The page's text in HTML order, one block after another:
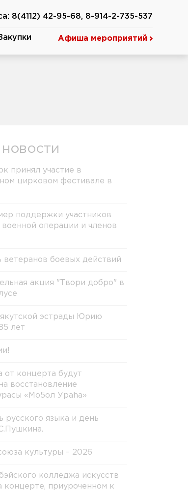
8(4112) 42-95-68, 8-914-2-735-537
Афиша мероприятий
принял участие в
цирковом фестивале в
поддержки участников
военной операции и членов
ветеранов боевых действий
акция "Твори добро" в
эстрады Юрию
лет
от концерта будут
восстановление
«Мо5ол Ураhа»
русского языка и день
культуры – 2026
колледжа искусств
концерте, приуроченном к